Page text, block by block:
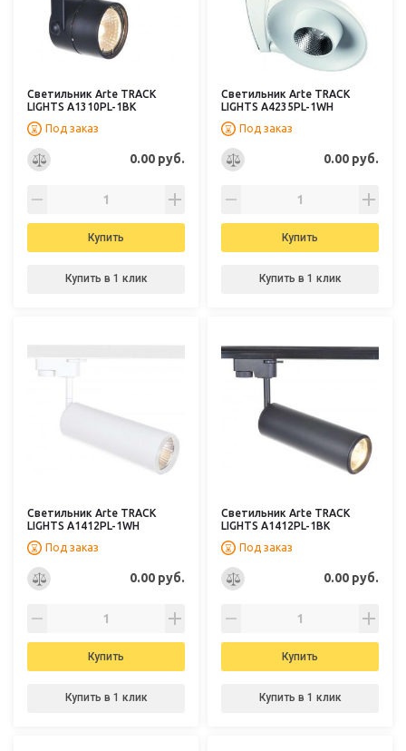
Светильник Arte TRACK
LIGHTS A1310PL-1BK
Под заказ
0.00 руб.
Купить
Купить в 1 клик
Светильник Arte TRACK
LIGHTS A4235PL-1WH
Под заказ
0.00 руб.
Купить
Купить в 1 клик
Светильник Arte TRACK
LIGHTS A1412PL-1WH
Под заказ
0.00 руб.
Купить
Купить в 1 клик
Светильник Arte TRACK
LIGHTS A1412PL-1BK
Под заказ
0.00 руб.
Купить
Купить в 1 клик